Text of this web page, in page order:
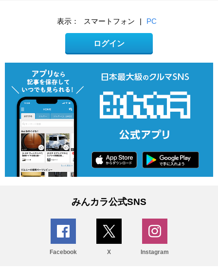
表示： スマートフォン | PC
ログイン
みんカラ公式SNS
Facebook X Instagram